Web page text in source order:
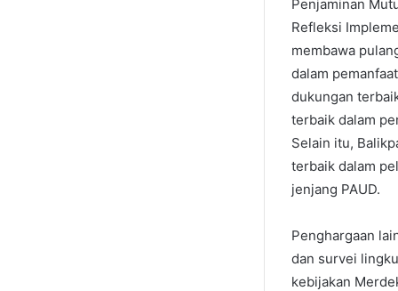
Penjaminan
Refleksi
membawa
dalam
dukungan
terbaik dalam
Selain itu,
terbaik dalam
jenjang PAUD.
Penghargaan
dan survei
kebijakan